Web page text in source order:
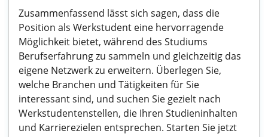
Zusammenfassend lässt sich sagen, dass die
Position als Werkstudent eine hervorragende
Möglichkeit bietet, während des Studiums
Berufserfahrung zu sammeln und gleichzeitig das
eigene Netzwerk zu erweitern. Überlegen Sie,
welche Branchen und Tätigkeiten für Sie
interessant sind, und suchen Sie gezielt nach
Werkstudentenstellen, die Ihren Studieninhalten
und Karrierezielen entsprechen. Starten Sie jetzt